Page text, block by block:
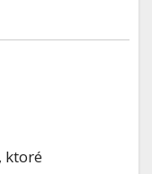
ktoré